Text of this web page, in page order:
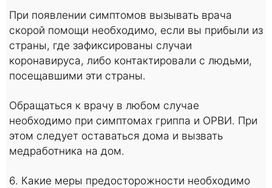
При появлении симптомов вызывать врача
скорой помощи необходимо, если вы прибыли из
страны, где зафиксированы случаи
коронавируса, либо контактировали с людьми,
посещавшими эти страны.
Обращаться к врачу в любом случае
необходимо при симптомах гриппа и ОРВИ. При
этом следует оставаться дома и вызвать
медработника на дом.
6. Какие меры предосторожности необходимо